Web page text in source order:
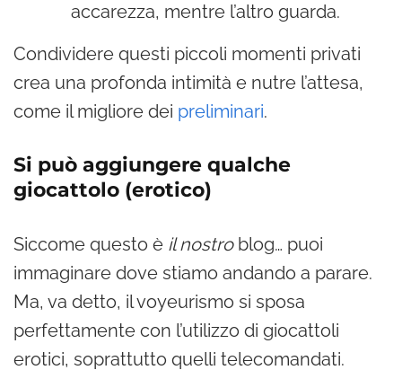
accarezza, mentre l’altro guarda.
Condividere questi piccoli momenti privati
crea una profonda intimità e nutre l’attesa,
come il migliore dei preliminari.
Si può aggiungere qualche
giocattolo (erotico)
Siccome questo è il nostroblog… puoi
immaginare dove stiamo andando a parare.
Ma, va detto, il voyeurismo si sposa
perfettamente con l’utilizzo di giocattoli
erotici, soprattutto quelli telecomandati.